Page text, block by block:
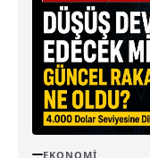
EKONOMI